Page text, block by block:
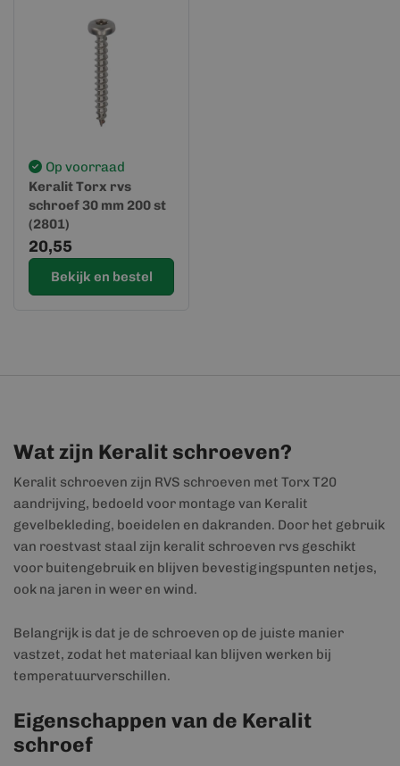
Op voorraad
Keralit Torx rvs
schroef 30 mm 200 st
(2801)
20,55
Bekijk en bestel
Wat zijn Keralit schroeven?
Keralit schroeven zijn RVS schroeven met Torx T20
aandrijving, bedoeld voor montage van Keralit
gevelbekleding, boeidelen en dakranden. Door het gebruik
van roestvast staal zijn keralit schroeven rvs geschikt
voor buitengebruik en blijven bevestigingspunten netjes,
ook na jaren in weer en wind.
Belangrijk is dat je de schroeven op de juiste manier
vastzet, zodat het materiaal kan blijven werken bij
temperatuurverschillen.
Eigenschappen van de Keralit
schroef